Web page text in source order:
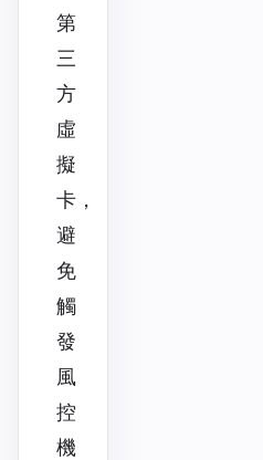
第
三
方
虛
擬
卡，
避
免
觸
發
風
控
機